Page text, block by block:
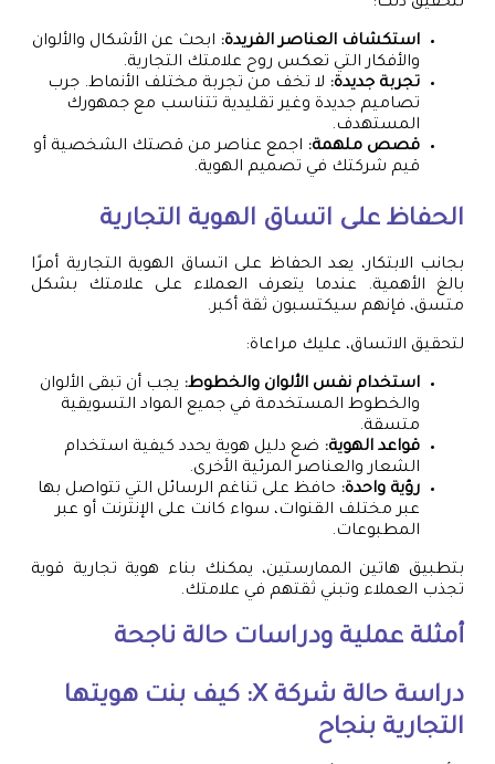
استكشاف العناصر الفريدة: ابحث عن الأشكال والألوان
والأفكار التي تعكس روح علامتك التجارية.
تجربة جديدة: لا تخف من تجربة مختلف الأنماط. جرب
تصاميم جديدة وغير تقليدية تتناسب مع جمهورك
المستهدف.
قصص ملهمة: اجمع عناصر من قصتك الشخصية أو
قيم شركتك في تصميم الهوية.
الحفاظ على اتساق الهوية التجارية
بجانب الابتكار، يعد الحفاظ على اتساق الهوية التجارية أمرًا
بالغ الأهمية. عندما يتعرف العملاء على علامتك بشكل
متسق، فإنهم سيكتسبون ثقة أكبر.
لتحقيق الاتساق، عليك مراعاة:
استخدام نفس الألوان والخطوط: يجب أن تبقى الألوان
والخطوط المستخدمة في جميع المواد التسويقية
متسقة.
قواعد الهوية: ضع دليل هوية يحدد كيفية استخدام
الشعار والعناصر المرئية الأخرى.
رؤية واحدة: حافظ على تناغم الرسائل التي تتواصل بها
عبر مختلف القنوات، سواء كانت على الإنترنت أو عبر
المطبوعات.
بتطبيق هاتين الممارستين، يمكنك بناء هوية تجارية قوية
تجذب العملاء وتبني ثقتهم في علامتك.
أمثلة عملية ودراسات حالة ناجحة
دراسة حالة شركة X: كيف بنت هويتها
التجارية بنجاح